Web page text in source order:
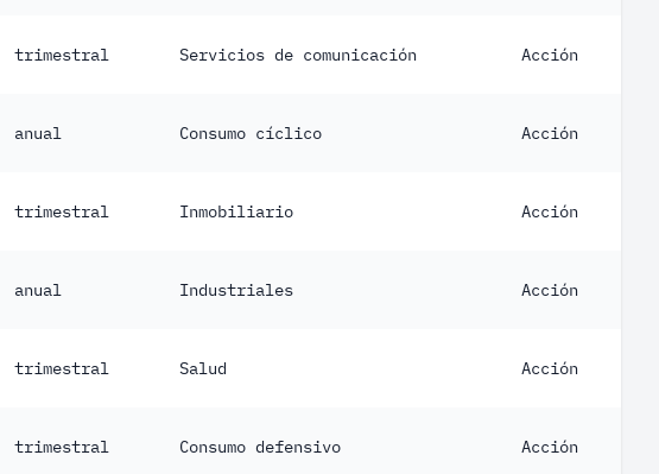
trimestral Servicios de comunicación Acción
anual Consumo cíclico Acción
trimestral Inmobiliario Acción
anual Industriales Acción
trimestral Salud Acción
trimestral Consumo defensivo Acción